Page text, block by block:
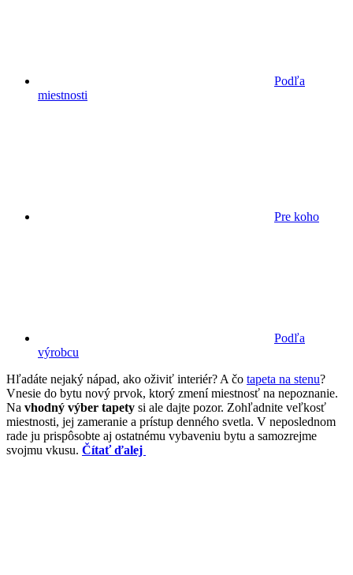
Podľa
miestnosti
Pre koho
Podľa
výrobcu
Hľadáte nejaký nápad, ako oživiť interiér? A čo tapeta na stenu?
Vnesie do bytu nový prvok, ktorý zmení miestnosť na nepoznanie.
Na vhodný výber tapety si ale dajte pozor. Zohľadnite veľkosť
miestnosti, jej zameranie a prístup denného svetla. V neposlednom
rade ju prispôsobte aj ostatnému vybaveniu bytu a samozrejme
svojmu vkusu. Čítať ďalej